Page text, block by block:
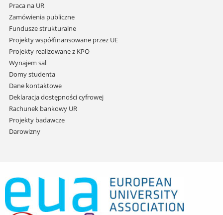
Praca na UR
Zamówienia publiczne
Fundusze strukturalne
Projekty współfinansowane przez UE
Projekty realizowane z KPO
Wynajem sal
Domy studenta
Dane kontaktowe
Deklaracja dostępności cyfrowej
Rachunek bankowy UR
Projekty badawcze
Darowizny